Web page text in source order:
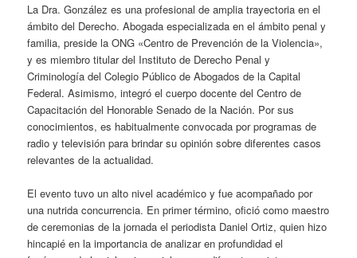
La Dra. González es una profesional de amplia trayectoria en el
ámbito del Derecho. Abogada especializada en el ámbito penal y
familia, preside la ONG «Centro de Prevención de la Violencia»,
y es miembro titular del Instituto de Derecho Penal y
Criminología del Colegio Público de Abogados de la Capital
Federal. Asimismo, integró el cuerpo docente del Centro de
Capacitación del Honorable Senado de la Nación. Por sus
conocimientos, es habitualmente convocada por programas de
radio y televisión para brindar su opinión sobre diferentes casos
relevantes de la actualidad.
El evento tuvo un alto nivel académico y fue acompañado por
una nutrida concurrencia. En primer término, ofició como maestro
de ceremonias de la jornada el periodista Daniel Ortiz, quien hizo
hincapié en la importancia de analizar en profundidad el